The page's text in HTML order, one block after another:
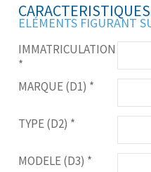
ELÉMENTS FIGURANT
IMMATRICULATION
*
MARQUE (D1) *
TYPE (D2) *
MODELE (D3) *